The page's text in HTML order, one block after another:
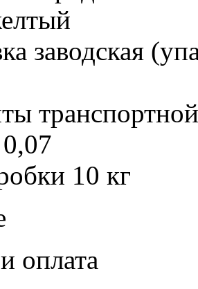
заводская
0,07
10 кг
оплата